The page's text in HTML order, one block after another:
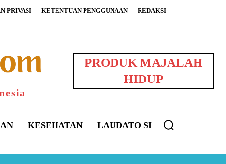
PRIVASI KETENTUAN PENGGUNAAN
REDAKSI
PRODUK MAJALAH
HIDUP
KESEHATAN LAUDATO SI